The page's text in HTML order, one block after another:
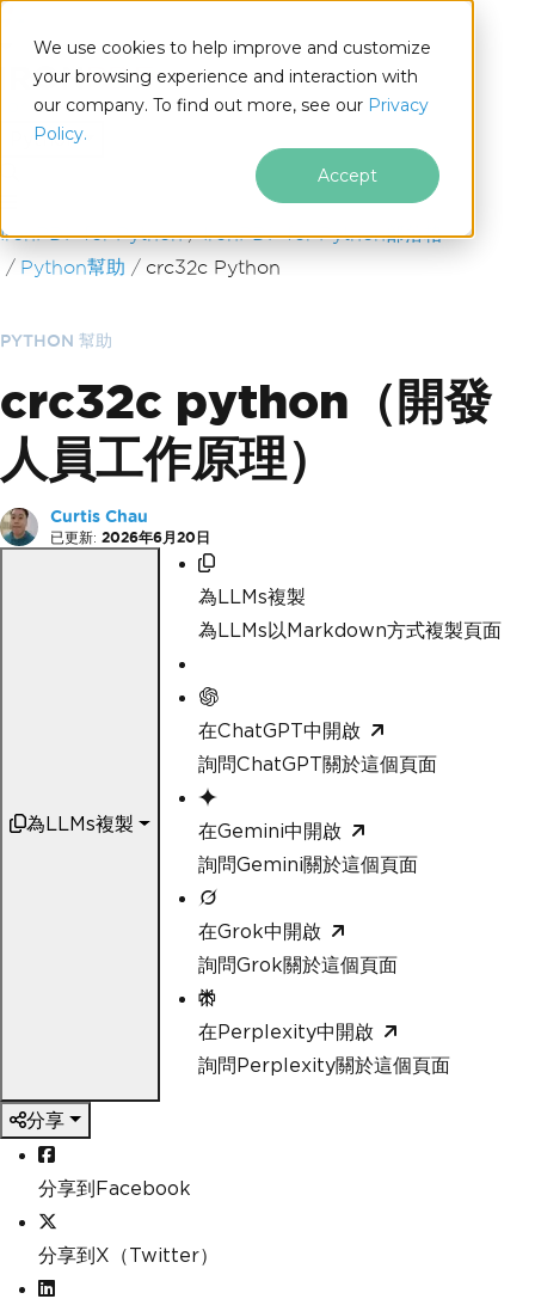
We use cookies to help improve and customize
your browsing experience and interaction with
our company. To find out more, see our Privacy
Policy.
Accept
Python
跳至頁尾內容
IronPDF for Python
IronPDF for Python部落格
Python幫助
crc32c Python
PYTHON 幫助
crc32c python（開發
人員工作原理）
Curtis Chau
已更新: 2026年6月20日
為LLMs複製
為LLMs複製
為LLMs以Markdown方式複製頁面
在ChatGPT中開啟
詢問ChatGPT關於這個頁面
在Gemini中開啟
詢問Gemini關於這個頁面
在Grok中開啟
詢問Grok關於這個頁面
在Perplexity中開啟
詢問Perplexity關於這個頁面
分享
分享到Facebook
分享到X（Twitter）